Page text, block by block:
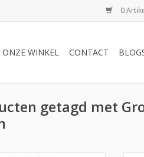
0
ONZE WINKEL CONTACT
getagd met